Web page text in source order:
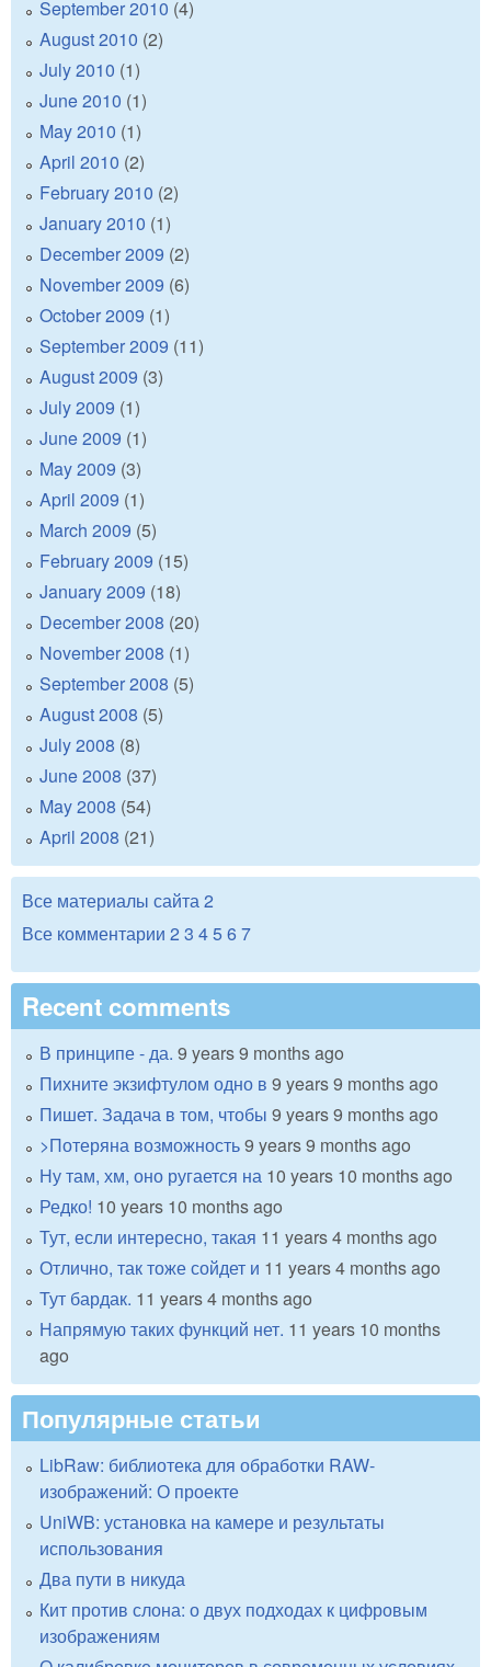
September 2010 (4)
August 2010 (2)
July 2010 (1)
June 2010 (1)
May 2010 (1)
April 2010 (2)
February 2010 (2)
January 2010 (1)
December 2009 (2)
November 2009 (6)
October 2009 (1)
September 2009 (11)
August 2009 (3)
July 2009 (1)
June 2009 (1)
May 2009 (3)
April 2009 (1)
March 2009 (5)
February 2009 (15)
January 2009 (18)
December 2008 (20)
November 2008 (1)
September 2008 (5)
August 2008 (5)
July 2008 (8)
June 2008 (37)
May 2008 (54)
April 2008 (21)
Все материалы сайта2
Все комментарии 2 3 4567
Recent comments
В принципе - да. 9 years 9 months ago
Пихните экзифтулом одно в 9 years 9 months ago
Пишет. Задача в том, чтобы 9 years 9 months ago
>Потеряна возможность9 years 9 months ago
Ну там, хм, оно ругается на 10 years 10 months ago
Редко! 10 years 10 months ago
Тут, если интересно, такая 11 years 4 months ago
Отлично, так тоже сойдет и 11 years 4 months ago
Тут бардак. 11 years 4 months ago
Напрямую таких функций нет. 11 years 10 months
ago
Популярные статьи
LibRaw: библиотека для обработки RAW-
изображений: О проекте
UniWB: установка на камере и результаты
использования
Два пути в никуда
Кит против слона: о двух подходах к цифровым
изображениям